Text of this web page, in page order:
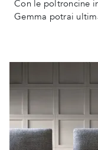
Con le poltroncine
Gemma potrai